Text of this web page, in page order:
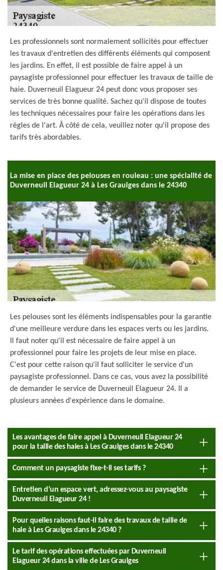
Les professionnels sont normalement sollicités pour effectuer
les travaux d'entretien des différents éléments qui composent
les jardins. En effet, il est possible de faire appel à un
paysagiste professionnel pour effectuer les travaux de taille de
haie. Duverneuil Elagueur 24 peut donc vous proposer ses
services de très bonne qualité. Sachez qu'il dispose de toutes
les techniques nécessaires pour faire les opérations dans les
règles de l'art. À côté de cela, veuillez noter qu'il propose des
tarifs très abordables.
La mise en place des pelouses en rouleau : une spécialité de
Duverneuil Elagueur 24 à Les Graulges dans le 24340
Les pelouses sont les éléments indispensables pour la garantie
d'une meilleure verdure dans les espaces verts ou les jardins.
Il faut noter qu'il est nécessaire de faire appel à un
professionnel pour faire les projets de leur mise en place.
C'est pour cette raison qu'il faut solliciter le service d'un
paysagiste professionnel. Dans ce cas, vous avez la possibilité
de demander le service de Duverneuil Elagueur 24. Il a
plusieurs années d'expérience dans le domaine.
Les avantages de faire appel à Duverneuil Elagueur 24
pour la taille des haies à Les Graulges dans le 24340
Comment un paysagiste fixe-t-il ses tarifs ?
Entretien d’un espace vert, adressez-vous au paysagiste
Duverneuil Elagueur 24 !
Pour quelles raisons faut-il faire des travaux de taille de
haie à Les Graulges dans le 24340 ?
Le tarif des opérations effectuées par Duverneuil
Elagueur 24 dans la ville de Les Graulges